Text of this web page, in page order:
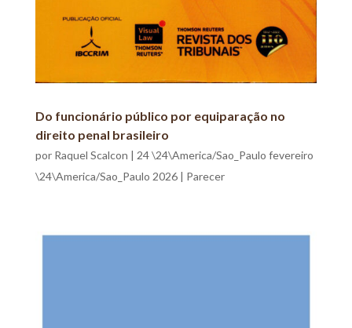
Do funcionário público por equiparação no
direito penal brasileiro
por Raquel Scalcon | 24 \24\America/Sao_Paulo fevereiro
\24\America/Sao_Paulo 2026| Parecer